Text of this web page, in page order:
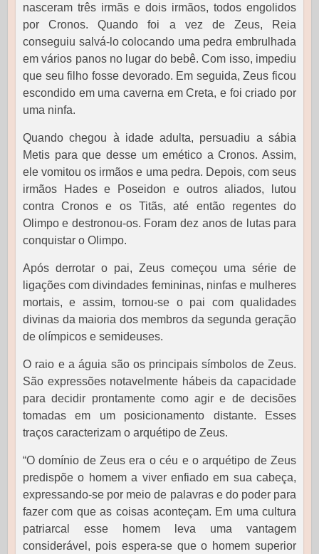
nasceram três irmãs e dois irmãos, todos engolidos
por Cronos. Quando foi a vez de Zeus, Reia
conseguiu salvá-lo colocando uma pedra embrulhada
em vários panos no lugar do bebê. Com isso, impediu
que seu filho fosse devorado. Em seguida, Zeus ficou
escondido em uma caverna em Creta, e foi criado por
uma ninfa.
Quando chegou à idade adulta, persuadiu a sábia
Metis para que desse um emético a Cronos. Assim,
ele vomitou os irmãos e uma pedra. Depois, com seus
irmãos Hades e Poseidon e outros aliados, lutou
contra Cronos e os Titãs, até então regentes do
Olimpo e destronou-os. Foram dez anos de lutas para
conquistar o Olimpo.
Após derrotar o pai, Zeus começou uma série de
ligações com divindades femininas, ninfas e mulheres
mortais, e assim, tornou-se o pai com qualidades
divinas da maioria dos membros da segunda geração
de olímpicos e semideuses.
O raio e a águia são os principais símbolos de Zeus.
São expressões notavelmente hábeis da capacidade
para decidir prontamente como agir e de decisões
tomadas em um posicionamento distante. Esses
traços caracterizam o arquétipo de Zeus.
“O domínio de Zeus era o céu e o arquétipo de Zeus
predispõe o homem a viver enfiado em sua cabeça,
expressando-se por meio de palavras e do poder para
fazer com que as coisas aconteçam. Em uma cultura
patriarcal esse homem leva uma vantagem
considerável, pois espera-se que o homem superior